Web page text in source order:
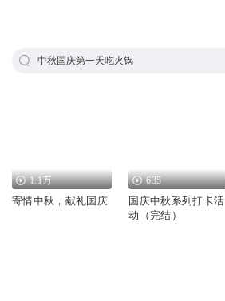
中秋国庆第一天吃火锅
1.1万
寄情中秋，献礼国庆
635
国庆中秋系列打卡活
动（完结）